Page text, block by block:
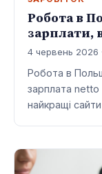
Робота в
зарплати,
4 червень 2026
Робота в
зарплата netto
найкращі